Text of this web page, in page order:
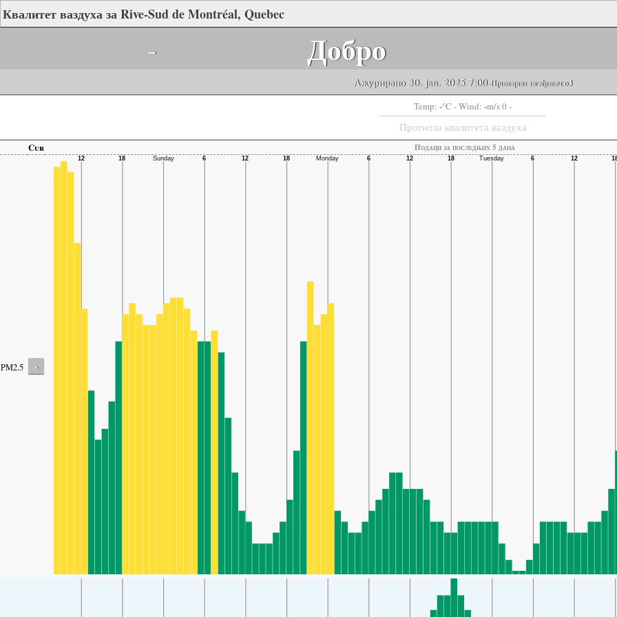
Квалитет ваздуха за Rive-Sud de Montréal, Quebec
- Добро
Ажурирано 30. jan. 2025 7:00-Примарни загађивач:o3
Temp: -°C - Wind: -m/s 0 -
Прогноза квалитета ваздуха
Cur Подаци за последњих 5 дана
PM2.5 -